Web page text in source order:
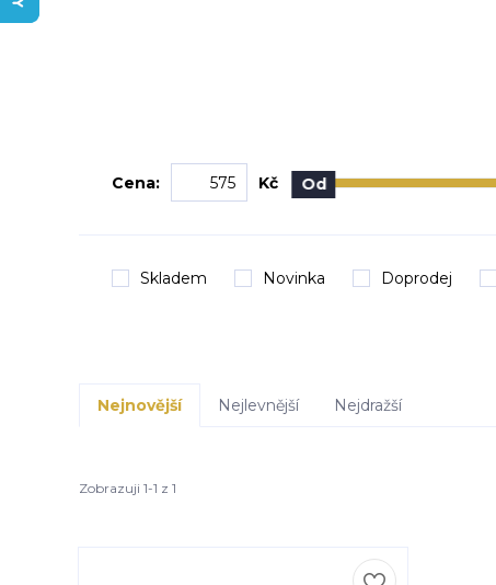
Cena: Kč Od
Skladem Novinka Doprodej
Nejnovější Nejlevnější Nejdražší
Zobrazuji 1-1 z 1